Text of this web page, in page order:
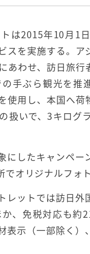
は2015年10月1
スを実施する。ア
あわせ、訪日旅行
手ぶら観光を推
使用し、本国へ荷
扱いで、3キログ
にしたキャンペ
オリジナルフォ
レットでは訪日
、免税対応も
表示（一部除く